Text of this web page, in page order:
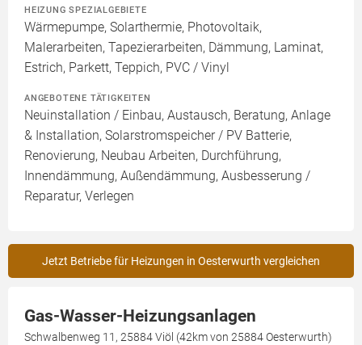
HEIZUNG SPEZIALGEBIETE
Wärmepumpe, Solarthermie, Photovoltaik,
Malerarbeiten, Tapezierarbeiten, Dämmung, Laminat,
Estrich, Parkett, Teppich, PVC / Vinyl
ANGEBOTENE TÄTIGKEITEN
Neuinstallation / Einbau, Austausch, Beratung, Anlage
& Installation, Solarstromspeicher / PV Batterie,
Renovierung, Neubau Arbeiten, Durchführung,
Innendämmung, Außendämmung, Ausbesserung /
Reparatur, Verlegen
Jetzt Betriebe für Heizungen in Oesterwurth vergleichen
Gas-Wasser-Heizungsanlagen
Schwalbenweg 11, 25884 Viöl (42km von 25884 Oesterwurth)